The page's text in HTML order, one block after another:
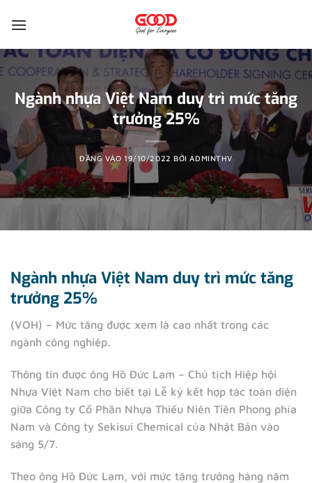
qua
dung
Ngành nhựa Việt Nam duy trì mức tăng
trưởng 25%
ĐĂNG VÀO 19/10/2022 BỞIADMINTHV
Ngành nhựa Việt Nam duy trì mức tăng
trưởng 25%
(VOH) – Mức tăng được xem là cao nhất trong các
ngành công nghiệp.
Thông tin được ông Hồ Đức Lam – Chủ tịch Hiệp hội
Nhựa Việt Nam cho biết tại Lễ ký kết hợp tác toàn diện
giữa Công ty Cổ Phần Nhựa Thiếu Niên Tiền Phong phía
Nam và Công ty Sekisui Chemical của Nhật Bản vào
sáng 5/7.
Theo ông Hồ Đức Lam, với mức tăng trưởng hàng năm